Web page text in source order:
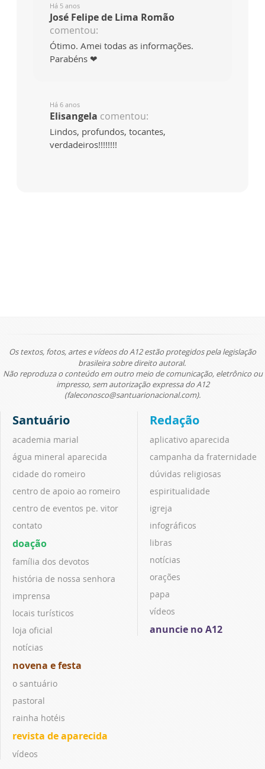
Há 5 anos
José Felipe de Lima Romão
comentou:
Ótimo. Amei todas as informações.
Parabéns ❤
Há 6 anos
Elisangela comentou:
Lindos, profundos, tocantes,
verdadeiros!!!!!!!!
Os textos, fotos, artes e vídeos do A12 estão protegidos pela legislação
brasileira sobre direito autoral.
Não reproduza o conteúdo em outro meio de comunicação, eletrônico ou
impresso, sem autorização expressa do A12
(faleconosco@santuarionacional.com).
Santuário
academia marial
água mineral aparecida
cidade do romeiro
centro de apoio ao romeiro
centro de eventos pe. vitor
contato
doação
família dos devotos
história de nossa senhora
imprensa
locais turísticos
loja oficial
notícias
novena e festa
o santuário
pastoral
rainha hotéis
revista de aparecida
vídeos
Redação
aplicativo aparecida
campanha da fraternidade
dúvidas religiosas
espiritualidade
igreja
infográficos
libras
notícias
orações
papa
vídeos
anuncie no A12